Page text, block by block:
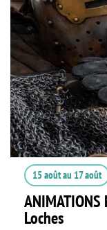
15 aoûtau 17 août
ANIMATIONS
Loches